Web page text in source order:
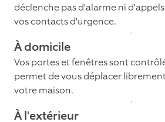
déclenche pas d'alarme ni
vos contacts d'urgence.
À domicile
Vos portes et fenêtres sont
permet de vous déplacer
votre maison.
À l'extérieur